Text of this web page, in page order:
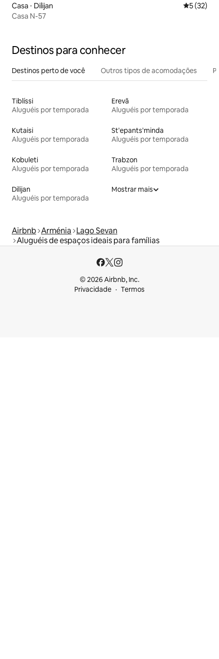
Casa ⋅ Dilijan 5 de uma
5 (32)
Casa N-57
Destinos para conhecer
Destinos perto de você Outros tipos de acomodações
Tiblíssi
Aluguéis por temporada
Erevã
Aluguéis por temporada
Kutaisi
Aluguéis por temporada
St'epants'minda
Aluguéis por temporada
Kobuleti
Aluguéis por temporada
Trabzon
Aluguéis por temporada
Dilijan
Aluguéis por temporada
Mostrar mais
Airbnb Arménia Lago Sevan
Aluguéis de espaços ideais para famílias
© 2026 Airbnb, Inc.
Privacidade
Termos